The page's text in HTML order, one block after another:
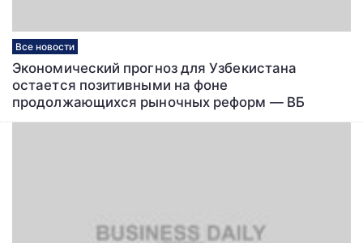
Все новости
Экономический прогноз для Узбекистана
остается позитивными на фоне
продолжающихся рыночных реформ ― ВБ